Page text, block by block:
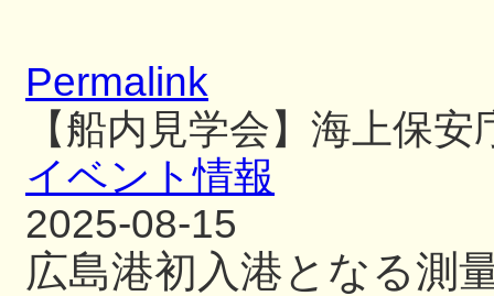
Permalink
【船内見学会】海上保
イベント情報
2025-08-15
広島港初入港となる測